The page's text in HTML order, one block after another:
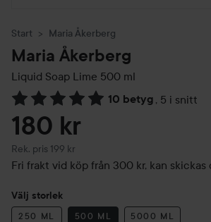
Start Maria Åkerberg
Maria Åkerberg
Liquid Soap Lime 500 ml
10 betyg , 5 i snitt
Hoppa till Betyg & kommentarer
180 kr
Rek. pris 199 kr
Rekommenderat pris 199 kr
Fri frakt vid köp från 300 kr, kan skickas
Välj storlek
250 ML 500 ML 5000 ML